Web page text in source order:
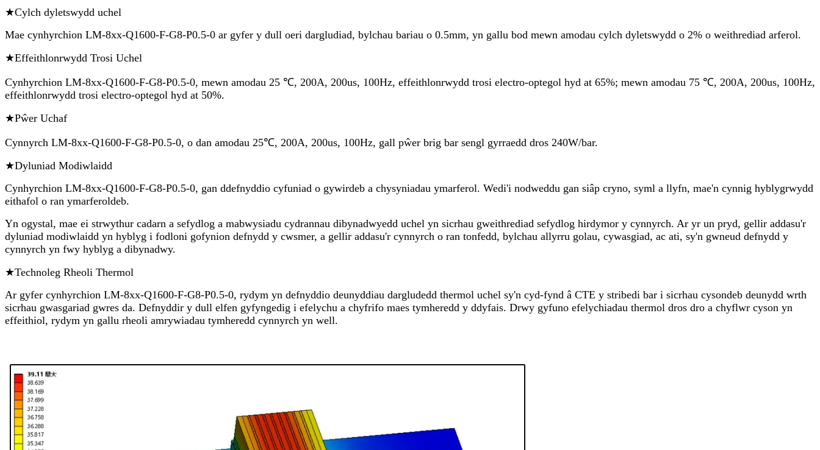
★Cylch dyletswydd uchel
Mae cynhyrchion LM-8xx-Q1600-F-G8-P0.5-0 ar gyfer y dull oeri dargludiad, bylchau bariau o 0.5mm, yn gallu bod mewn amodau cylch dyletswydd o 2% o weithrediad arferol.
★Effeithlonrwydd Trosi Uchel
Cynhyrchion LM-8xx-Q1600-F-G8-P0.5-0, mewn amodau 25 ℃, 200A, 200us, 100Hz, effeithlonrwydd trosi electro-optegol hyd at 65%; mewn amodau 75 ℃, 200A, 200us, 100Hz,
effeithlonrwydd trosi electro-optegol hyd at 50%.
★Pŵer Uchaf
Cynnyrch LM-8xx-Q1600-F-G8-P0.5-0, o dan amodau 25℃, 200A, 200us, 100Hz, gall pŵer brig bar sengl gyrraedd dros 240W/bar.
★Dyluniad Modiwlaidd
Cynhyrchion LM-8xx-Q1600-F-G8-P0.5-0, gan ddefnyddio cyfuniad o gywirdeb a chysyniadau ymarferol. Wedi'i nodweddu gan siâp cryno, syml a llyfn, mae'n cynnig hyblygrwydd
eithafol o ran ymarferoldeb.
Yn ogystal, mae ei strwythur cadarn a sefydlog a mabwysiadu cydrannau dibynadwyedd uchel yn sicrhau gweithrediad sefydlog hirdymor y cynnyrch. Ar yr un pryd, gellir addasu'r
dyluniad modiwlaidd yn hyblyg i fodloni gofynion defnydd y cwsmer, a gellir addasu'r cynnyrch o ran tonfedd, bylchau allyrru golau, cywasgiad, ac ati, sy'n gwneud defnydd y
cynnyrch yn fwy hyblyg a dibynadwy.
★Technoleg Rheoli Thermol
Ar gyfer cynhyrchion LM-8xx-Q1600-F-G8-P0.5-0, rydym yn defnyddio deunyddiau dargludedd thermol uchel sy'n cyd-fynd â CTE y stribedi bar i sicrhau cysondeb deunydd wrth
sicrhau gwasgariad gwres da. Defnyddir y dull elfen gyfyngedig i efelychu a chyfrifo maes tymheredd y ddyfais. Drwy gyfuno efelychiadau thermol dros dro a chyflwr cyson yn
effeithiol, rydym yn gallu rheoli amrywiadau tymheredd cynnyrch yn well.